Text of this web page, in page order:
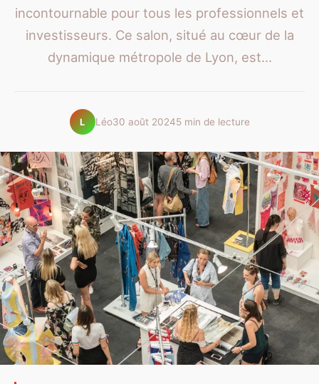
incontournable pour tous les professionnels et
investisseurs. Ce salon, situé au cœur de la
dynamique métropole de Lyon, est...
L Léo30 août 20245 min de lecture